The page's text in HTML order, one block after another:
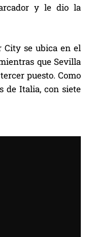
y le dio la
City se ubica en el
que Sevilla
puesto. Como
de Italia, con siete